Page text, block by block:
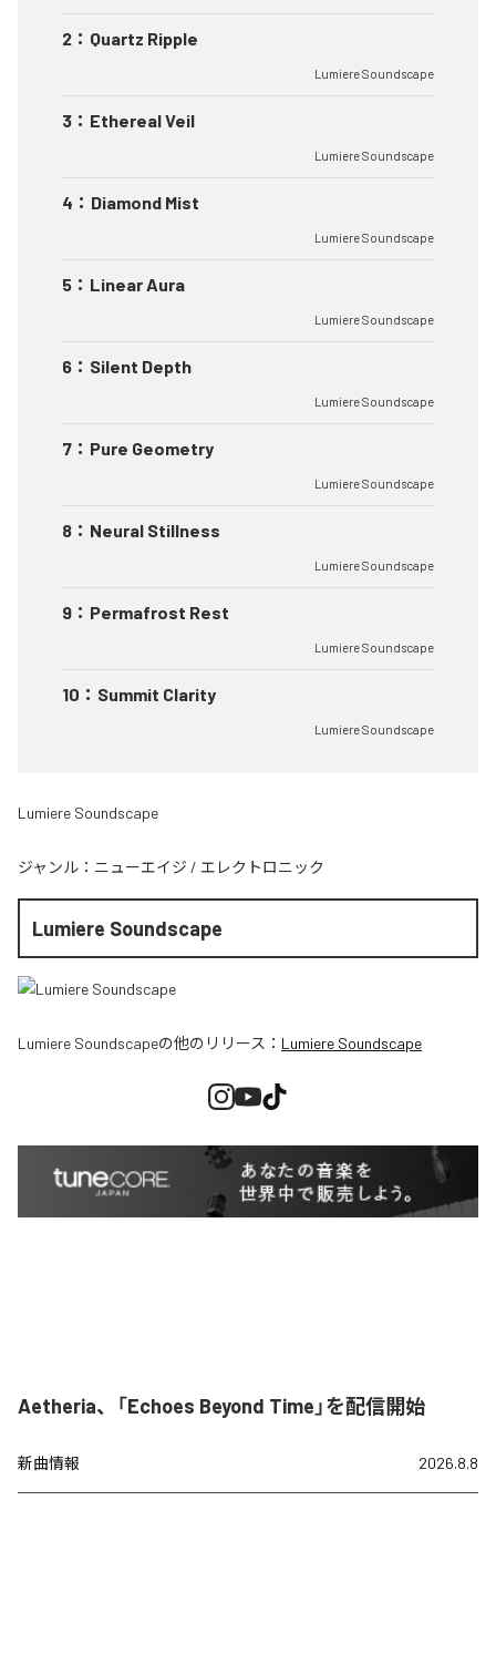
2 ： Quartz Ripple
Lumiere Soundscape
3 ： Ethereal Veil
Lumiere Soundscape
4 ： Diamond Mist
Lumiere Soundscape
5 ： Linear Aura
Lumiere Soundscape
6 ： Silent Depth
Lumiere Soundscape
7 ： Pure Geometry
Lumiere Soundscape
8 ： Neural Stillness
Lumiere Soundscape
9 ： Permafrost Rest
Lumiere Soundscape
10 ： Summit Clarity
Lumiere Soundscape
Lumiere Soundscape
ジャンル： ニューエイジ / エレクトロニック
Lumiere Soundscape
Lumiere Soundscapeの他のリリース： Lumiere Soundscape
Aetheria、「Echoes Beyond Time」を配信開始
新曲情報 2026.8.8